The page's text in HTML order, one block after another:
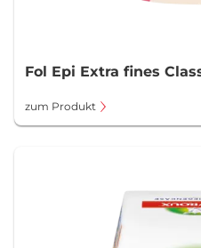
Fol Epi Extra fines
zum Produkt